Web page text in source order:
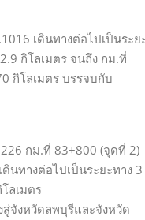
เดินทางต่อไปเป็นระย
กิโลเมตร จนถึง กม.ที่
กิโลเมตร บรรจบกับ
กม.ที่ 83+800 (จุดที่ 2)
นทางต่อไปเป็นระยะทาง 3
ลเมตร
จังหวัดลพบุรีและจังหวัด